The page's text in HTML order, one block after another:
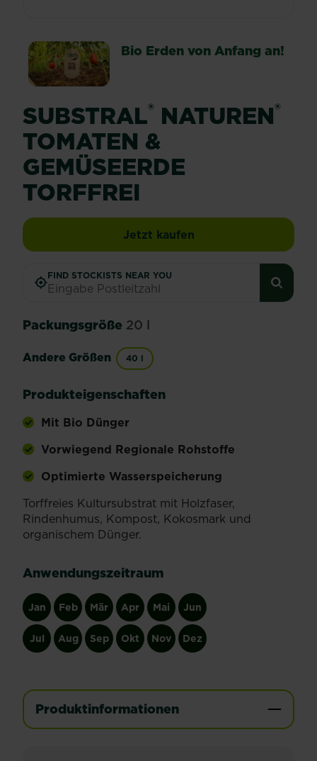
Bio Erden von Anfang an!
SUBSTRAL® NATUREN®
TOMATEN &
GEMÜSEERDE
TORFFREI
Jetzt kaufenSUBSTRAL®
FIND STOCKISTS NEAR YOU
Packungsgröße 20 l
Andere Größen 40 l
Produkteigenschaften
Mit Bio Dünger
Vorwiegend Regionale Rohstoffe
Optimierte Wasserspeicherung
Torffreies Kultursubstrat mit Holzfaser,
Rindenhumus, Kompost, Kokosmark und
organischem Dünger.
Anwendungszeitraum
Jan Feb Mär Apr Mai Jun
Jul Aug Sep Okt Nov Dez
Produktinformationen